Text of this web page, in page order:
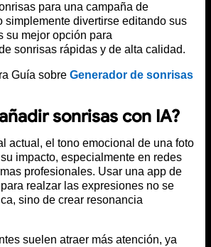
para una campaña de
simplemente divertirse editando sus
su mejor opción para
sonrisas rápidas y de alta calidad.
Guía sobre Generador de sonrisas
sonrisas con IA?
actual, el tono emocional de una foto
impacto, especialmente en redes
profesionales. Usar una app de
realzar las expresiones no se
sino de crear resonancia
suelen atraer más atención, ya